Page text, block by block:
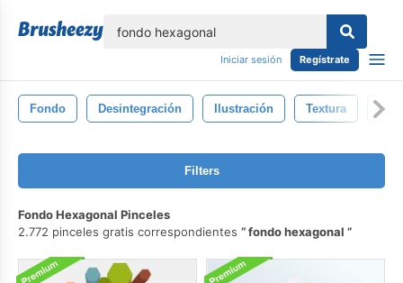
Iniciar sesión Regístrate
Fondo Desintegración Ilustración Textura
Filters
Fondo Hexagonal Pinceles
2.772 pinceles gratis correspondientes
fondo hexagonal